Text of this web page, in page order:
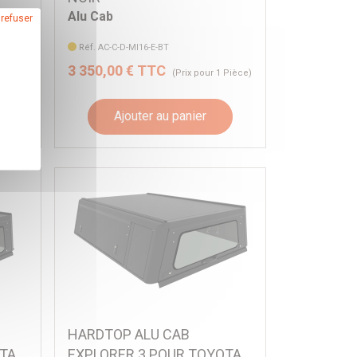
Alu Cab
Réf. AC-C-D-MI16-E-BT
3 350,00 € TTC (Prix pour 1 Pièce)
Ajouter au panier
HARDTOP ALU CAB